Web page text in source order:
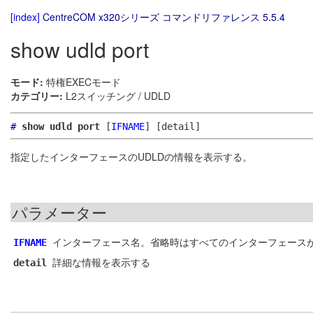
[index] CentreCOM x320シリーズ コマンドリファレンス 5.5.4
show udld port
モード: 特権EXECモード
カテゴリー: L2スイッチング / UDLD
# show udld port [IFNAME] [detail]
指定したインターフェースのUDLDの情報を表示する。
パラメーター
IFNAME インターフェース名。省略時はすべてのインターフェース
detail 詳細な情報を表示する